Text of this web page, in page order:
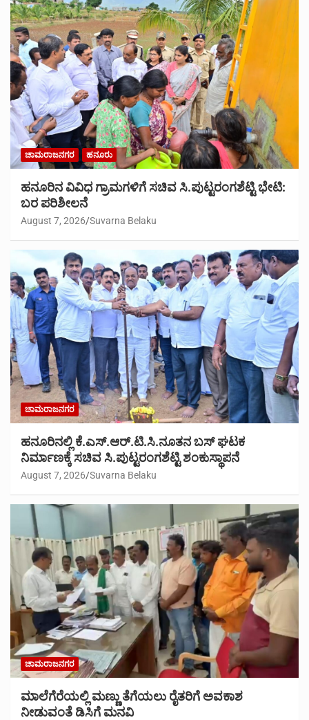
ಚಾಮರಾಜನಗರ ಹನೂರು
ಹನೂರಿನ ವಿವಿಧ ಗ್ರಾಮಗಳಿಗೆ ಸಚಿವ ಸಿ.ಪುಟ್ಟರಂಗಶೆಟ್ಟಿ ಭೇಟಿ:
ಬರ ಪರಿಶೀಲನೆ
August 7, 2026 Suvarna Belaku
ಚಾಮರಾಜನಗರ
ಹನೂರಿನಲ್ಲಿ ಕೆ.ಎಸ್.ಆರ್.ಟಿ.ಸಿ.ನೂತನ ಬಸ್ ಘಟಕ
ನಿರ್ಮಾಣಕ್ಕೆ ಸಚಿವ ಸಿ.ಪುಟ್ಟರಂಗಶೆಟ್ಟಿ ಶಂಕುಸ್ಥಾಪನೆ
August 7, 2026 Suvarna Belaku
ಚಾಮರಾಜನಗರ
ಮಾಲೆಗೆರೆಯಲ್ಲಿ ಮಣ್ಣು ತೆಗೆಯಲು ರೈತರಿಗೆ ಅವಕಾಶ
ನೀಡುವಂತೆ ಡಿಸಿಗೆ ಮನವಿ